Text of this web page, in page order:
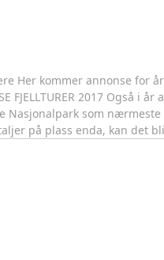
Her kommer annonse for
FJELLTURER 2017 Også
Nasjonalpark som
på plass enda, kan det